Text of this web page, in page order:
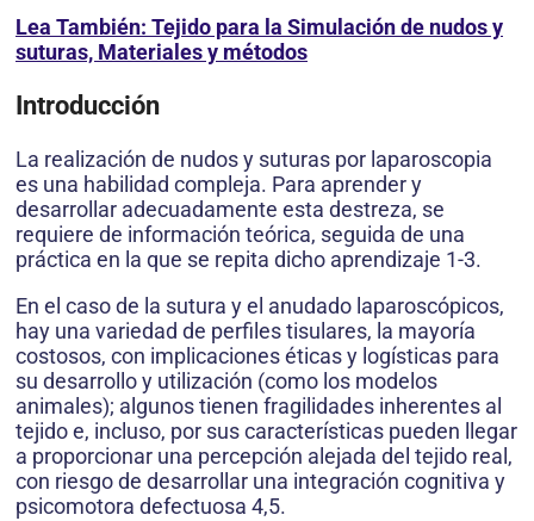
Lea También: Tejido para la Simulación de nudos y
suturas, Materiales y métodos
Introducción
La realización de nudos y suturas por laparos­copia
es una habilidad compleja. Para aprender y
desarrollar adecuadamente esta destreza, se
requiere de información teórica, seguida de una
práctica en la que se repita dicho aprendizaje 1-3.
En el caso de la sutura y el anudado laparos­cópicos,
hay una variedad de perfiles tisulares, la mayoría
costosos, con implicaciones éticas y logísticas para
su desarrollo y utilización (como los modelos
animales); algunos tienen fragili­dades inherentes al
tejido e, incluso, por sus ca­racterísticas pueden llegar
a proporcionar una percepción alejada del tejido real,
con riesgo de desarrollar una integración cognitiva y
psicomo­tora defectuosa 4,5.